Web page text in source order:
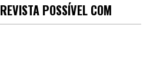
POSSÍVEL COM